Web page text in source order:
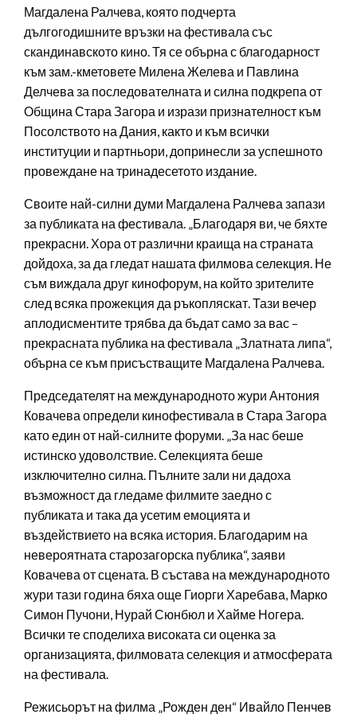
Магдалена Ралчева, която подчерта
дългогодишните връзки на фестивала със
скандинавското кино. Тя се обърна с благодарност
към зам.-кметовете Милена Желева и Павлина
Делчева за последователната и силна подкрепа от
Община Стара Загора и изрази признателност към
Посолството на Дания, както и към всички
институции и партньори, допринесли за успешното
провеждане на тринадесетото издание.
Своите най-силни думи Магдалена Ралчева запази
за публиката на фестивала. „Благодаря ви, че бяхте
прекрасни. Хора от различни краища на страната
дойдоха, за да гледат нашата филмова селекция. Не
съм виждала друг кинофорум, на който зрителите
след всяка прожекция да ръкопляскат. Тази вечер
аплодисментите трябва да бъдат само за вас –
прекрасната публика на фестивала „Златната липа“,
обърна се към присъстващите Магдалена Ралчева.
Председателят на международното жури Антония
Ковачева определи кинофестивала в Стара Загора
като един от най-силните форуми. „За нас беше
истинско удоволствие. Селекцията беше
изключително силна. Пълните зали ни дадоха
възможност да гледаме филмите заедно с
публиката и така да усетим емоцията и
въздействието на всяка история. Благодарим на
невероятната старозагорска публика“, заяви
Ковачева от сцената. В състава на международното
жури тази година бяха още Гиорги Харебава, Марко
Симон Пучони, Нурай Сюнбюл и Хайме Ногера.
Всички те споделиха високата си оценка за
организацията, филмовата селекция и атмосферата
на фестивала.
Режисьорът на филма „Рожден ден“ Ивайло Пенчев